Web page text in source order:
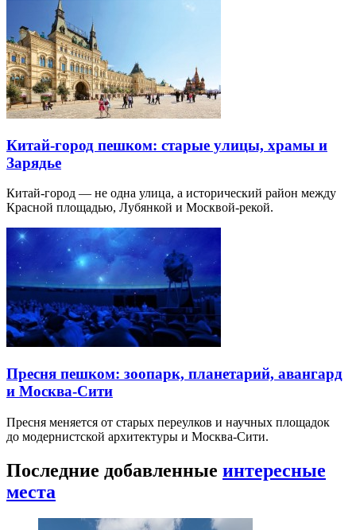
Китай-город пешком: старые улицы, храмы и
Зарядье
Китай-город — не одна улица, а исторический район между
Красной площадью, Лубянкой и Москвой-рекой.
Пресня пешком: зоопарк, планетарий, авангард
и Москва-Сити
Пресня меняется от старых переулков и научных площадок
до модернистской архитектуры и Москва-Сити.
Последние добавленные интересные
места